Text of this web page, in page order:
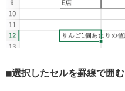
選択したセルを罫線で囲む